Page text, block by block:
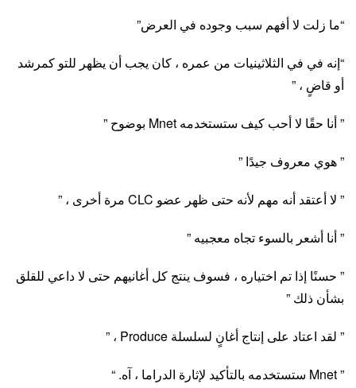
“ما زلت لا أفهم سبب وجوده في العرض”
“إنه في في الثلاثينيات من عمره ، كان يجب أن يظهر للتو كمرشد
أو قاضٍ ، ”
” أنا حقًا لا أحب كيف ستستخدمه Mnet بوضوح ”
” هوي معروف جيدًا ”
” لا أعتقد أنه مهم لأنه حتى ظهر عضو CLC مرة أخرى ، ”
” أنا أشعر بالسوء تجاه معجبيه ”
” حسنًا إذا تم اختياره ، فسوف ينتج كل أغانيهم حتى لا داعي للقلق
بشأن ذلك ”
” لقد اعتاد على إنتاج أغانٍ لسلسلة Produce ، ”
” Mnet ستستخدمه بالتأكيد لإثارة الدراما ، آه. “